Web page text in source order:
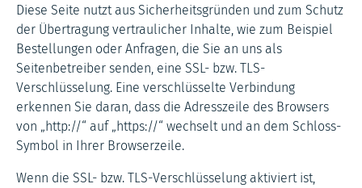
Diese Seite nutzt aus Sicherheitsgründen und zum Schutz
der Übertragung vertraulicher Inhalte, wie zum Beispiel
Bestellungen oder Anfragen, die Sie an uns als
Seitenbetreiber senden, eine SSL- bzw. TLS-
Verschlüsselung. Eine verschlüsselte Verbindung
erkennen Sie daran, dass die Adresszeile des Browsers
von „http://“ auf „https://“ wechselt und an dem Schloss-
Symbol in Ihrer Browserzeile.
Wenn die SSL- bzw. TLS-Verschlüsselung aktiviert ist,